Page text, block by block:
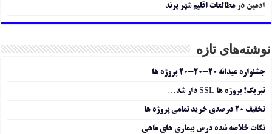
ادمین درمطالعات اقلیم شهر پرند
نوشته‌های تازه
جشنواره عیدانه ۲۰-۲۰-۲۰ پروژه ها
تبریک! پروژه ها SSL دار شد…
تخفیف ۲۰ درصدی خرید تمامی پروژه ها
نکات خلاصه شده درس بیماری های ماهی